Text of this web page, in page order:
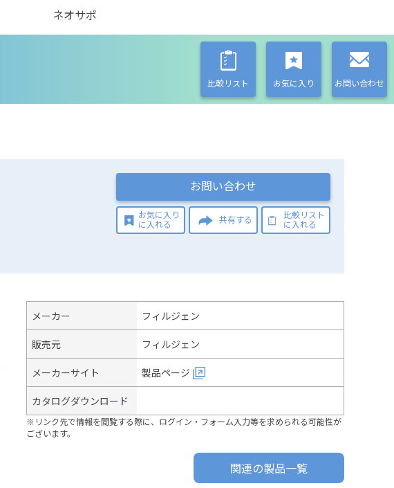
ネオサポ
比較リスト お気に入り お問い合わせ
お問い合わせ
お気に入り
に入れる
共有する
比較リスト
に入れる
メーカー フィルジェン
販売元 フィルジェン
メーカーサイト 製品ページ
カタログダウンロード
※リンク先で情報を閲覧する際に、ログイン・フォーム入力等を求められる可能性が
ございます。
関連の製品一覧